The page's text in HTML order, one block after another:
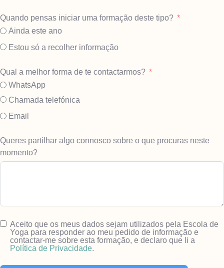
Quando pensas iniciar uma formação deste tipo?
Ainda este ano
Estou só a recolher informação
Qual a melhor forma de te contactarmos?
WhatsApp
Chamada telefónica
Email
Queres partilhar algo connosco sobre o que procuras neste
momento?
Aceito que os meus dados sejam utilizados pela Escola de
Yoga para responder ao meu pedido de informação e
contactar-me sobre esta formação, e declaro que li a
Política de Privacidade.